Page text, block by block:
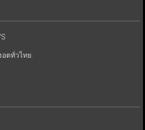
ตทั่วไทย.